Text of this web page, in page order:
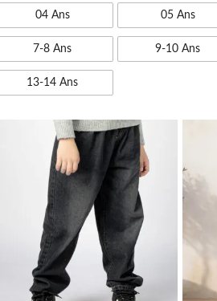
04 Ans 05 Ans
7-8 Ans 9-10 Ans
13-14 Ans